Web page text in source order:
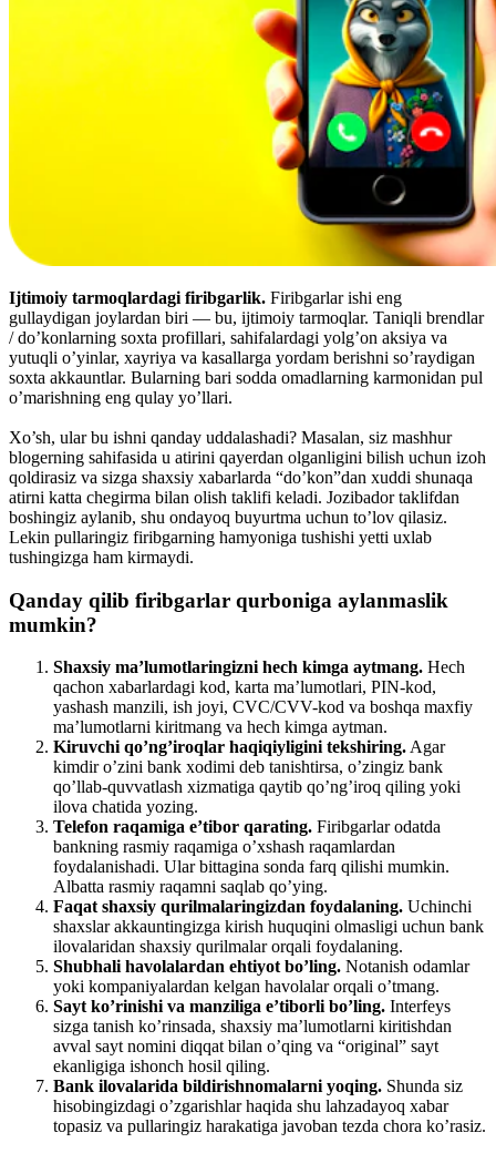
Ijtimoiy tarmoqlardagi firibgarlik. Firibgarlar ishi eng
gullaydigan joylardan biri — bu, ijtimoiy tarmoqlar. Taniqli brendlar
/ do’konlarning soxta profillari, sahifalardagi yolg’on aksiya va
yutuqli o’yinlar, xayriya va kasallarga yordam berishni so’raydigan
soxta akkauntlar. Bularning bari sodda omadlarning karmonidan pul
o’marishning eng qulay yo’llari.
Xo’sh, ular bu ishni qanday uddalashadi? Masalan, siz mashhur
blogerning sahifasida u atirini qayerdan olganligini bilish uchun izoh
qoldirasiz va sizga shaxsiy xabarlarda “do’kon”dan xuddi shunaqa
atirni katta chegirma bilan olish taklifi keladi. Jozibador taklifdan
boshingiz aylanib, shu ondayoq buyurtma uchun to’lov qilasiz.
Lekin pullaringiz firibgarning hamyoniga tushishi yetti uxlab
tushingizga ham kirmaydi.
Qanday qilib firibgarlar qurboniga aylanmaslik
mumkin?
Shaxsiy ma’lumotlaringizni hech kimga aytmang. Hech
qachon xabarlardagi kod, karta ma’lumotlari, PIN-kod,
yashash manzili, ish joyi, CVC/CVV-kod va boshqa maxfiy
ma’lumotlarni kiritmang va hech kimga aytman.
Kiruvchi qo’ng’iroqlar haqiqiyligini tekshiring.Agar
kimdir o’zini bank xodimi deb tanishtirsa, o’zingiz bank
qo’llab-quvvatlash xizmatiga qaytib qo’ng’iroq qiling yoki
ilova chatida yozing.
Telefon raqamiga e’tibor qarating. Firibgarlar odatda
bankning rasmiy raqamiga o’xshash raqamlardan
foydalanishadi. Ular bittagina sonda farq qilishi mumkin.
Albatta rasmiy raqamni saqlab qo’ying.
Faqat shaxsiy qurilmalaringizdan foydalaning. Uchinchi
shaxslar akkauntingizga kirish huquqini olmasligi uchun bank
ilovalaridan shaxsiy qurilmalar orqali foydalaning.
Shubhali havolalardan ehtiyot bo’ling. Notanish odamlar
yoki kompaniyalardan kelgan havolalar orqali o’tmang.
Sayt ko’rinishi va manziliga e’tiborli bo’ling. Interfeys
sizga tanish ko’rinsada, shaxsiy ma’lumotlarni kiritishdan
avval sayt nomini diqqat bilan o’qing va “original” sayt
ekanligiga ishonch hosil qiling.
Bank ilovalarida bildirishnomalarni yoqing. Shunda siz
hisobingizdagi o’zgarishlar haqida shu lahzadayoq xabar
topasiz va pullaringiz harakatiga javoban tezda chora ko’rasiz.